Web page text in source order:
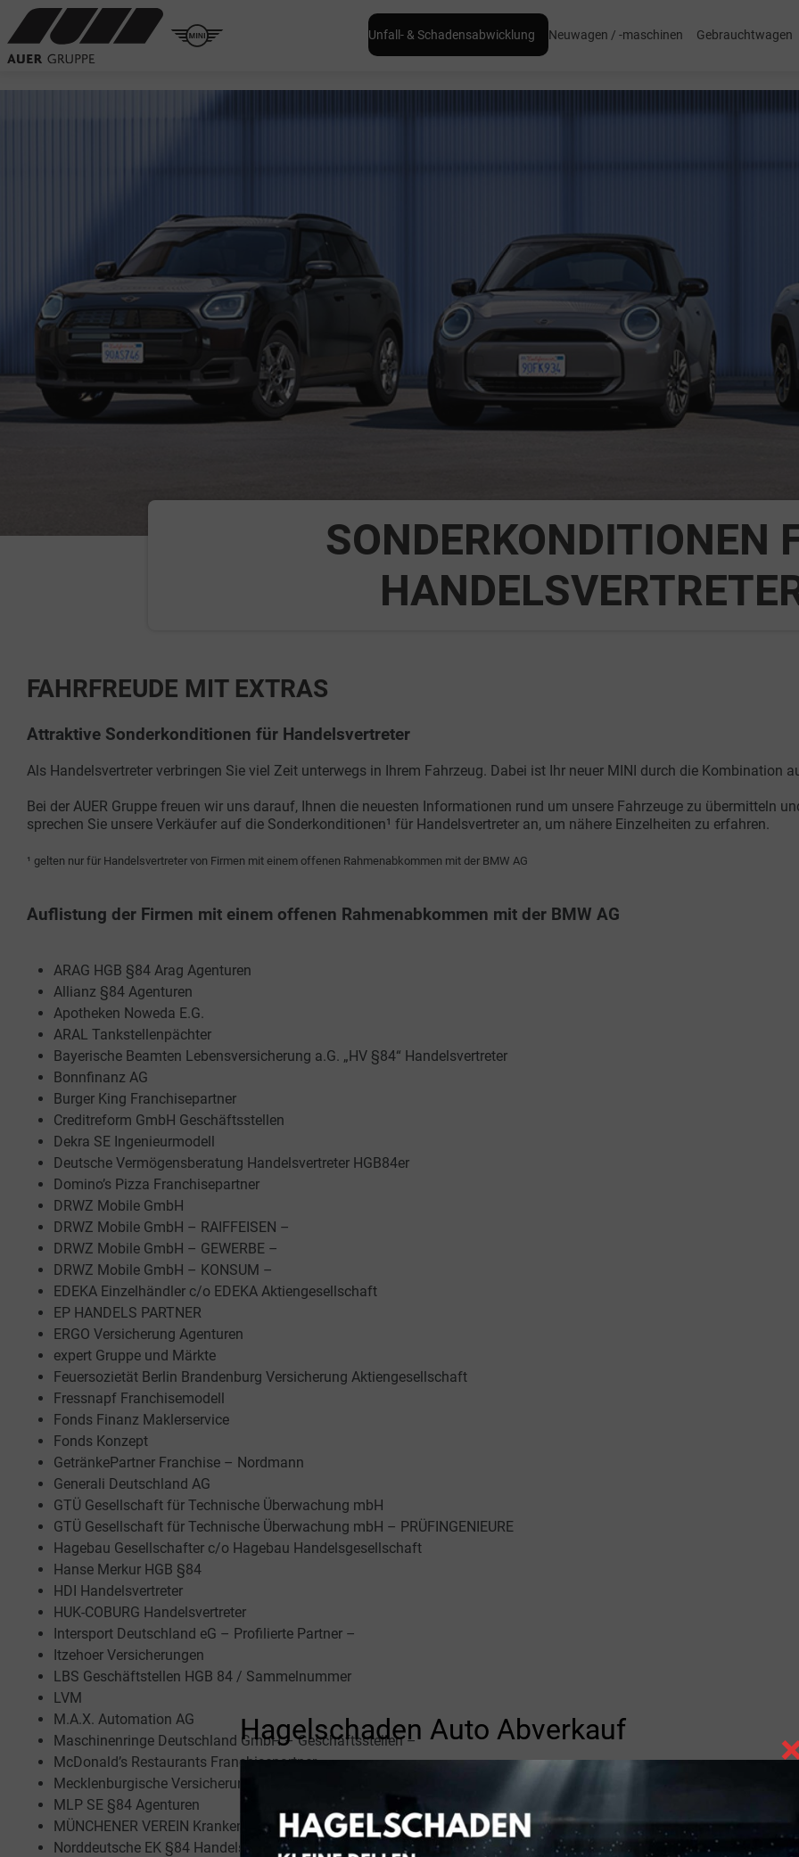
Unfall- & Schadensabwicklung Neuwagen / -maschinen Gebrauchtwagen
SONDERKONDITIONEN
FAHRFREUDE MIT EXTRAS
Attraktive Sonderkonditionen für Handelsvertreter
Als Handelsvertreter verbringen Sie viel Zeit unterwegs in Ihrem Fahrzeug. Dabei ist Ihr neuer MINI durch die Kombination
Bei der AUER Gruppe freuen wir uns darauf, Ihnen die neuesten Informationen rund um unsere Fahrzeuge zu übermitteln
sprechen Sie unsere Verkäufer auf die Sonderkonditionen¹ für Handelsvertreter an, um nähere Einzelheiten zu erfahren.
¹ gelten nur für Handelsvertreter von Firmen mit einem offenen Rahmenabkommen mit der BMW AG
Auflistung der Firmen mit einem offenen Rahmenabkommen mit der BMW AG
ARAG HGB §84 Arag Agenturen
Allianz §84 Agenturen
Apotheken Noweda E.G.
ARAL Tankstellenpächter
Bayerische Beamten Lebensversicherung a.G. „HV §84“ Handelsvertreter
Bonnfinanz AG
Burger King Franchisepartner
Creditreform GmbH Geschäftsstellen
Dekra SE Ingenieurmodell
Deutsche Vermögensberatung Handelsvertreter HGB84er
Domino’s Pizza Franchisepartner
DRWZ Mobile GmbH
DRWZ Mobile GmbH – RAIFFEISEN –
DRWZ Mobile GmbH – GEWERBE –
DRWZ Mobile GmbH – KONSUM –
EDEKA Einzelhändler c/o EDEKA Aktiengesellschaft
EP HANDELS PARTNER
ERGO Versicherung Agenturen
expert Gruppe und Märkte
Feuersozietät Berlin Brandenburg Versicherung Aktiengesellschaft
Fressnapf Franchisemodell
Fonds Finanz Maklerservice
Fonds Konzept
GetränkePartner Franchise – Nordmann
Generali Deutschland AG
GTÜ Gesellschaft für Technische Überwachung mbH
GTÜ Gesellschaft für Technische Überwachung mbH – PRÜFINGENIEURE
Hagebau Gesellschafter c/o Hagebau Handelsgesellschaft
Hanse Merkur HGB §84
HDI Handelsvertreter
HUK-COBURG Handelsvertreter
Intersport Deutschland eG – Profilierte Partner –
Itzehoer Versicherungen
LBS Geschäftstellen HGB 84 / Sammelnummer
LVM
M.A.X. Automation AG
Maschinenringe Deutschland GmbH – Geschäftsstellen –
McDonald’s Restaurants Franchisepartner
Mecklenburgische Versicherungsgesellschaft §84 HGB
MLP SE §84 Agenturen
MÜNCHENER VEREIN Krankenversicherung a.G.
Norddeutsche EK §84 Handelsvertreter
Hagelschaden Auto Abverkauf